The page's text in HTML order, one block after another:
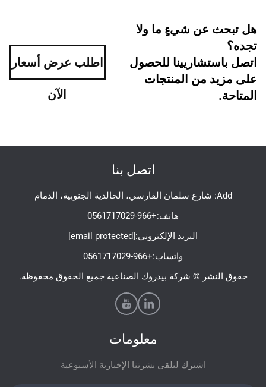
هل تبحث عن شيءٍ ما ولا
تجده؟
اتصل باستشاريينا للحصول
على مزيد من المنتجات
المتاحة.
اطلب عرض أسعار
الآن
اتصل بنا
Add: شارع سلمان الفارسي، الخالدية الجنوبية، الدمام
هاتف:+966-0561717029
البريد الإلكتروني:[email protected]
واتساب:+966-0561717029
حقوق النشر © شركة بيدروك الصناعية جميع الحقوق محفوظة.
معلومات
اشترك لتلقي نشرتنا الإخبارية الأسبوعية